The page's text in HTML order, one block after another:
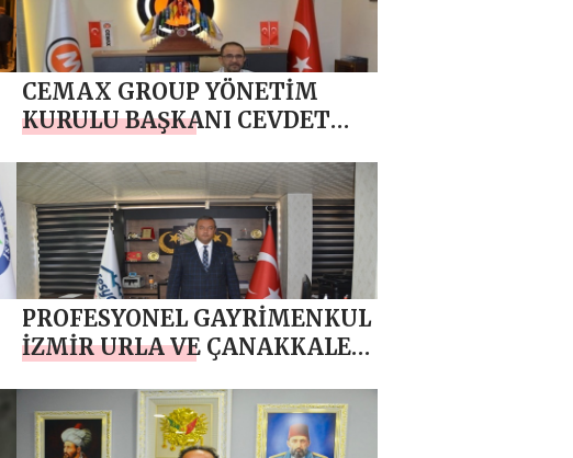
CEMAX GROUP YÖNETİM
KURULU BAŞKANI CEVDET
AYI MESAJI
PROFESYONEL GAYRİMENKUL
İZMİR URLA VE ÇANAKKALE
MEHMET TAŞ`DAN
RAMAZAN AYI MESAJI